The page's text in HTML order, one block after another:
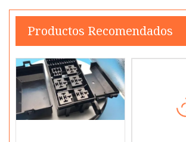
Productos Recomendados